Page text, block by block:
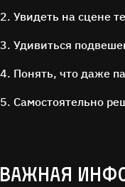
Увидеть на сцене
Удивиться
Понять, что даже
Самостоятельно
ВАЖНАЯ